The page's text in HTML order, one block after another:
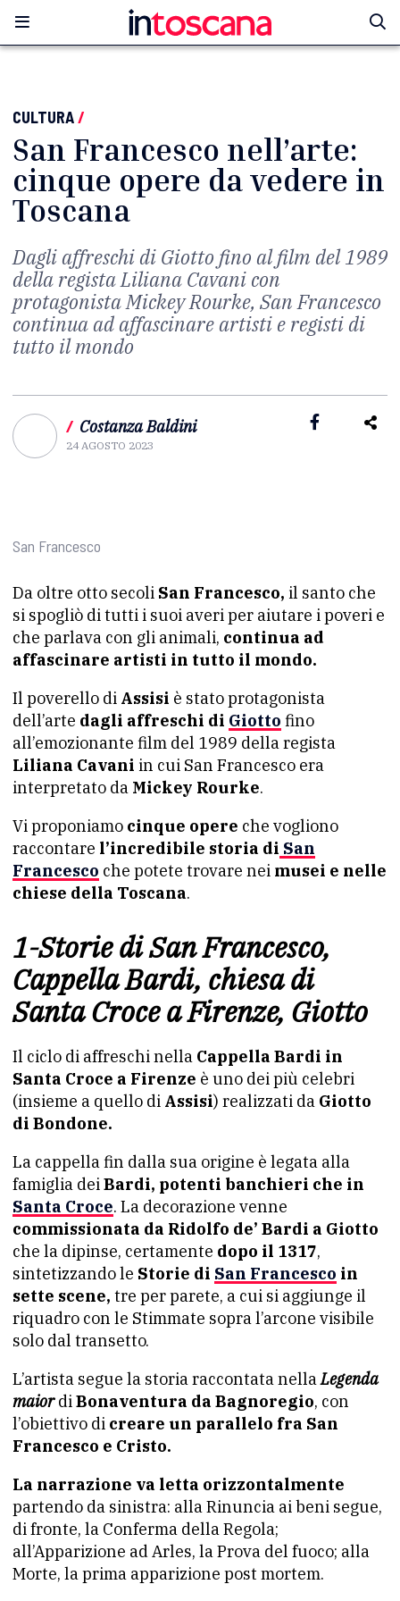
CULTURA/
San Francesco nell’arte:
cinque opere da vedere in
Toscana
Dagli affreschi di Giotto fino al film del 1989
della regista Liliana Cavani con
protagonista Mickey Rourke, San Francesco
continua ad affascinare artisti e registi di
tutto il mondo
/ Costanza Baldini
24 AGOSTO 2023
San Francesco
Da oltre otto secoli San Francesco, il santo che
si spogliò di tutti i suoi averi per aiutare i poveri e
che parlava con gli animali, continua ad
affascinare artisti in tutto il mondo.
Il poverello di Assisi è stato protagonista
dell’arte dagli affreschi di Giotto fino
all’emozionante film del 1989 della regista
Liliana Cavani in cui San Francesco era
interpretato da Mickey Rourke.
Vi proponiamo cinque opere che vogliono
raccontare l’incredibile storia di San
Francesco che potete trovare nei musei e nelle
chiese della Toscana.
1-Storie di San Francesco,
Cappella Bardi, chiesa di
Santa Croce a Firenze, Giotto
Il ciclo di affreschi nella Cappella Bardi in
Santa Croce a Firenze è uno dei più celebri
(insieme a quello di Assisi) realizzati da Giotto
di Bondone.
La cappella fin dalla sua origine è legata alla
famiglia deiBardi, potenti banchieri che in
Santa Croce. La decorazione venne
commissionata da Ridolfo de’ Bardi a Giotto
che la dipinse, certamente dopo il 1317,
sintetizzando le Storie di San Francesco in
sette scene, tre per parete, a cui si aggiunge il
riquadro con le Stimmate sopra l’arcone visibile
solo dal transetto.
L’artista segue la storia raccontata nellaLegenda
maiordiBonaventura da Bagnoregio, con
l’obiettivo di creare un parallelo fra San
Francesco e Cristo.
La narrazione va letta orizzontalmente
partendo da sinistra: alla Rinuncia ai beni segue,
di fronte, la Conferma della Regola;
all’Apparizione ad Arles, la Prova del fuoco; alla
Morte, la prima apparizione post mortem.